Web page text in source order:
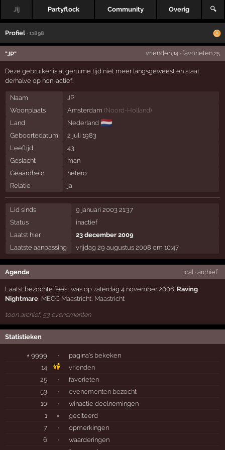
Jij Partyflock Community Overig 🔍
Profiel · 11898
"JP" vrienden,14· favorieten,25
Deze gebruiker is al geruime tijd niet meer langsgeweest en staat
derhalve op non-actief.
Naam
JP
Woonplaats
Amsterdam (Noord-Holland)
Land
Nederland 🇳🇱
Geboortedatum
2 juli 1983
Leeftijd
43
Geslacht
man
Geaardheid
hetero
Relatie
ja
Lid sinds
9 januari 2003 21:37
Status
inactief
Laatst hier
23 december 2009
Laatste aanpassing
vrijdag 29 augustus 2008 om 10:47
Agenda ical · archief
Laatst bezochte feest was op zaterdag 4 november 2006: Raving
Nightmare, MECC Maastricht, Maastricht
toon archief, 53 evenementen
Statistieken
± 9999 ·
pagina's bekeken
14
vrienden
25
·
favorieten
53
·
evenementen bezocht
10
·
winactie deelnemingen
1
×
geciteerd
7
·
opmerkingen
6
·
waarderingen